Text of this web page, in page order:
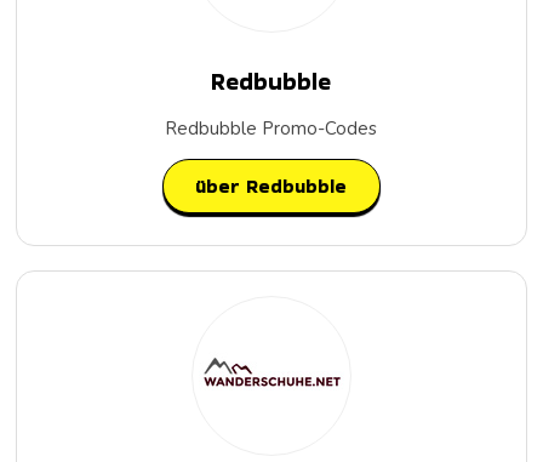
Redbubble
Redbubble Promo-Codes
über Redbubble